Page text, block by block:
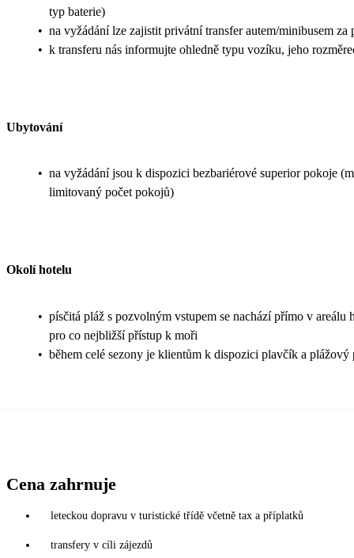
typ baterie)
• na vyžádání lze zajistit privátní transfer autem/minibusem
• k transferu nás informujte ohledně typu vozíku, jeho
Ubytování
• na vyžádání jsou k dispozici bezbariérové superior pokoje
limitovaný počet pokojů)
Okolí hotelu
• písčitá pláž s pozvolným vstupem se nachází přímo v
pro co nejbližší přístup k moři
• během celé sezony je klientům k dispozici plavčík a plážový
Cena zahrnuje
leteckou dopravu v turistické třídě včetně tax a příplatků
transfery v cíli zájezdů